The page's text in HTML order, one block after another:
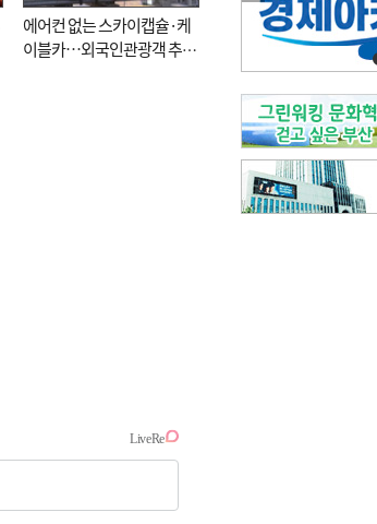
에어컨 없는 스카이캡슐·케
이블카…외국인관광객 추억